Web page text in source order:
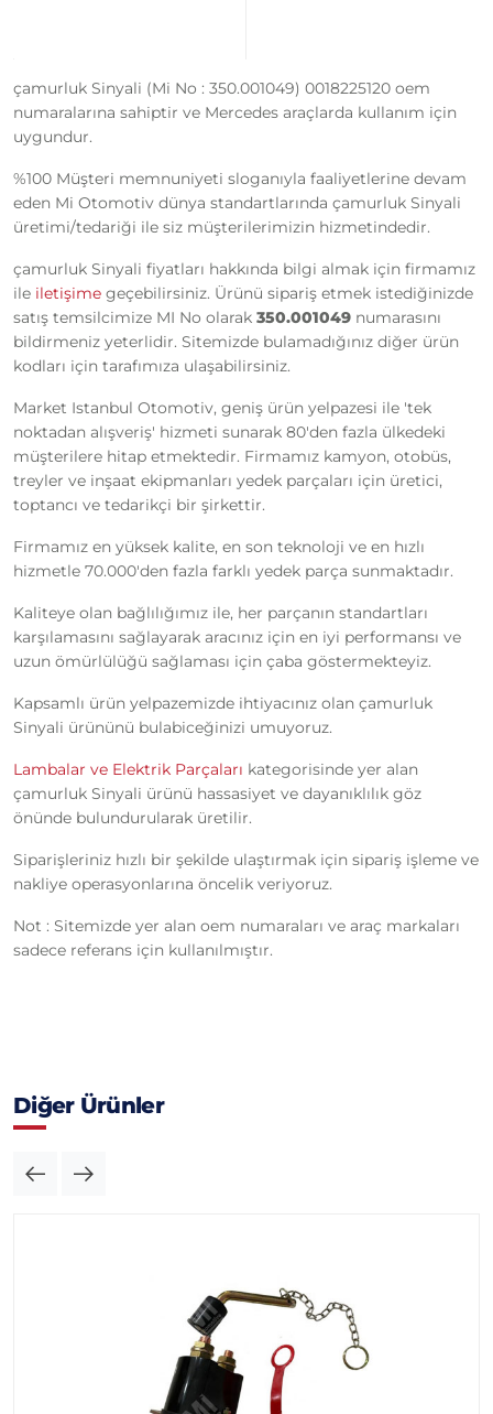
çamurluk Sinyali (Mi No : 350.001049) 0018225120 oem
numaralarına sahiptir ve Mercedes araçlarda kullanım için
uygundur.
%100 Müşteri memnuniyeti sloganıyla faaliyetlerine devam
eden Mi Otomotiv dünya standartlarında çamurluk Sinyali
üretimi/tedariği ile siz müşterilerimizin hizmetindedir.
çamurluk Sinyali fiyatları hakkında bilgi almak için firmamız
ile iletişime geçebilirsiniz. Ürünü sipariş etmek istediğinizde
satış temsilcimize MI No olarak 350.001049 numarasını
bildirmeniz yeterlidir. Sitemizde bulamadığınız diğer ürün
kodları için tarafımıza ulaşabilirsiniz.
Market Istanbul Otomotiv, geniş ürün yelpazesi ile 'tek
noktadan alışveriş' hizmeti sunarak 80'den fazla ülkedeki
müşterilere hitap etmektedir. Firmamız kamyon, otobüs,
treyler ve inşaat ekipmanları yedek parçaları için üretici,
toptancı ve tedarikçi bir şirkettir.
Firmamız en yüksek kalite, en son teknoloji ve en hızlı
hizmetle 70.000'den fazla farklı yedek parça sunmaktadır.
Kaliteye olan bağlılığımız ile, her parçanın standartları
karşılamasını sağlayarak aracınız için en iyi performansı ve
uzun ömürlülüğü sağlaması için çaba göstermekteyiz.
Kapsamlı ürün yelpazemizde ihtiyacınız olan çamurluk
Sinyali ürününü bulabiceğinizi umuyoruz.
Lambalar ve Elektrik Parçaları kategorisinde yer alan
çamurluk Sinyali ürünü hassasiyet ve dayanıklılık göz
önünde bulundurularak üretilir.
Siparişleriniz hızlı bir şekilde ulaştırmak için sipariş işleme ve
nakliye operasyonlarına öncelik veriyoruz.
Not : Sitemizde yer alan oem numaraları ve araç markaları
sadece referans için kullanılmıştır.
Diğer Ürünler